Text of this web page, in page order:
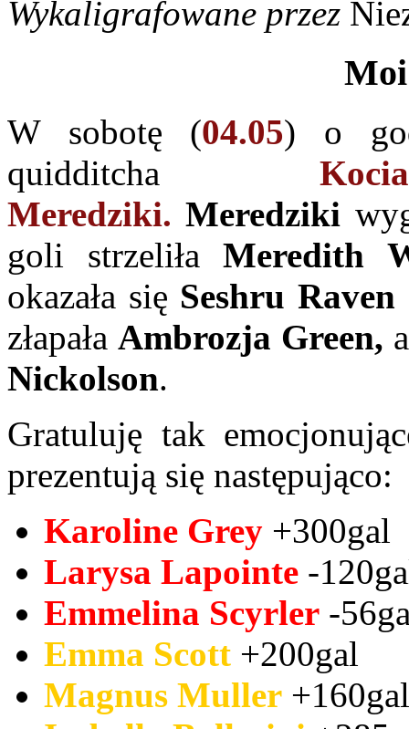
Wykaligrafowane przez
W sobotę (04.05) o
quidditcha
Meredziki. Meredziki
goli strzeliła Meredith
okazała się Seshru
złapała Ambrozja Green,
Nickolson.
Gratuluję tak
prezentują się następująco:
Karoline Grey +300gal
Larysa Lapointe -
Emmelina Scyrler -
Emma Scott +200gal
Magnus Muller +160gal